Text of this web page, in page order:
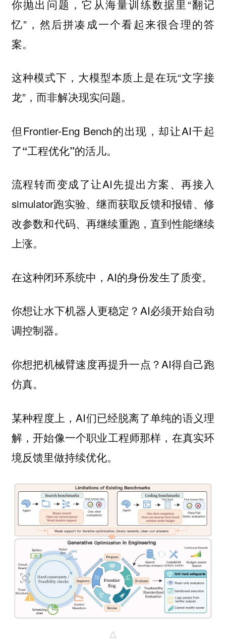
你抛出问题，它从海量训练数据里“翻记
忆”，然后拼凑成一个看起来很合理的答
案。
这种模式下，大模型本质上是在玩“文字接
龙”，而非解决现实问题。
但Frontier-Eng Bench的出现，却让AI干起
了“工程优化”的活儿。
流程转而变成了让AI先提出方案、再接入
simulator跑实验、继而获取反馈和报错、修
改参数和代码、再继续重跑，直到性能继续
上涨。
在这种闭环系统中，AI的身份发生了质变。
你想让水下机器人更稳定？AI必须开始自动
调控制器。
你想把机械臂速度再提升一点？AI得自己跑
仿真。
某种程度上，AI们已经脱离了单纯的语义理
解，开始像一个职业工程师那样，在真实环
境反馈里做持续优化。
△